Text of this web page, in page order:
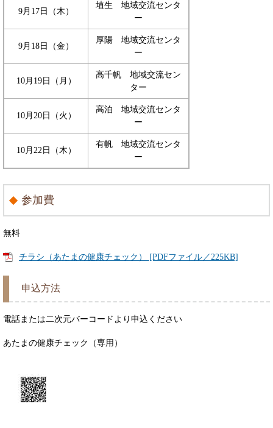
9月17日（木）
埴生 地域交流センタ
ー
9月18日（金）
厚陽 地域交流センタ
ー
10月19日（月）
高千帆 地域交流セン
ター
10月20日（火）
高泊 地域交流センタ
ー
10月22日（木）
有帆 地域交流センタ
ー
参加費
無料
チラシ（あたまの健康チェック） [PDFファイル／225KB]
申込方法
電話または二次元バーコードより申込ください
あたまの健康チェック（専用）